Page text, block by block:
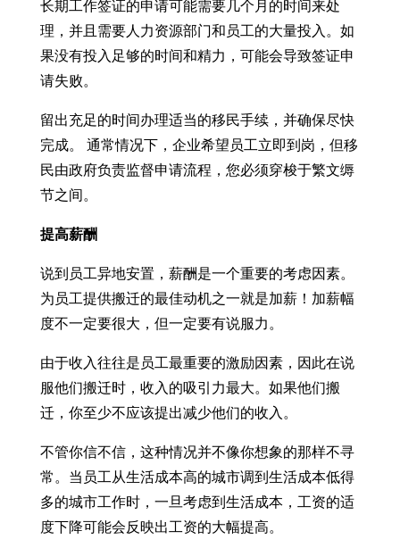
长期工作签证的申请可能需要几个月的时间来处
理，并且需要人力资源部门和员工的大量投入。如
果没有投入足够的时间和精力，可能会导致签证申
请失败。
留出充足的时间办理适当的移民手续，并确保尽快
完成。 通常情况下，企业希望员工立即到岗，但移
民由政府负责监督申请流程，您必须穿梭于繁文缛
节之间。
提高薪酬
说到员工异地安置，薪酬是一个重要的考虑因素。
为员工提供搬迁的最佳动机之一就是加薪！加薪幅
度不一定要很大，但一定要有说服力。
由于收入往往是员工最重要的激励因素，因此在说
服他们搬迁时，收入的吸引力最大。如果他们搬
迁，你至少不应该提出减少他们的收入。
不管你信不信，这种情况并不像你想象的那样不寻
常。当员工从生活成本高的城市调到生活成本低得
多的城市工作时，一旦考虑到生活成本，工资的适
度下降可能会反映出工资的大幅提高。